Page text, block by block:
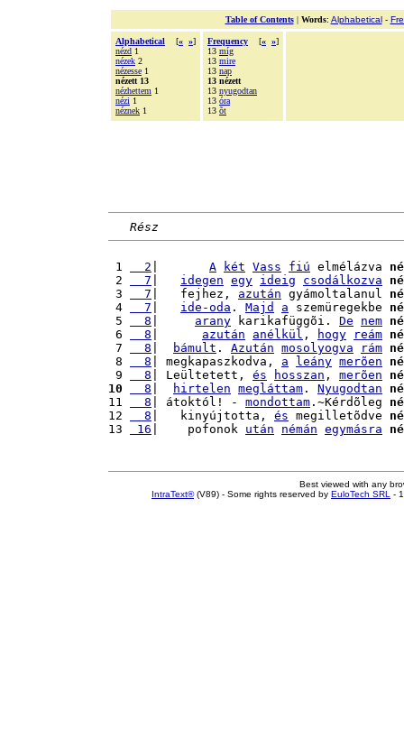
Table of Contents| Words: Alphabetical-
Alphabetical [« »]
nézd 1
nézek 2
nézesse 1
nézett 13
nézhettem 1
nézi 1
néznek 1
Frequency [« »]
13 míg
13 mire
13 nap
13 nézett
13 nyugodtan
13 óra
13 õt
Rész
1
  2
A két Vass fiú elmélázva
2
  7
idegen egy ideig csodálkozva
3
  7
|   fejhez, azután gyámoltalanul
4
  7
ide-oda . Majd a szemüregekbe
5
  8
arany karikafüggõi. De nem
6
  8
azután anélkül , hogy reám
7
  8
bámult . Azután mosolyogva rám
8
  8
| megkapaszkodva, a leány merõen
9
  8
| Leültetett, és hosszan , merõen
10
  8
hirtelen megláttam . Nyugodtan
11
  8
| átoktól! - mondottam .~Kérdõleg
12
  8
|   kinyújtotta, és megilletõdve
13
16 |    pofonok után némán egymásra
Best viewed with any
IntraText®(V89) - Some rights reserved by EuloTech SRL -